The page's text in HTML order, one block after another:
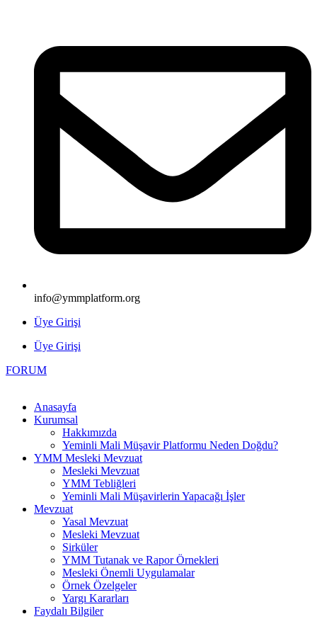
info@ymmplatform.org
Üye Girişi
Üye Girişi
FORUM
Anasayfa
Kurumsal
Hakkımızda
Yeminli Mali Müşavir Platformu Neden Doğdu?
YMM Mesleki Mevzuat
Mesleki Mevzuat
YMM Tebliğleri
Yeminli Mali Müşavirlerin Yapacağı İşler
Mevzuat
Yasal Mevzuat
Mesleki Mevzuat
Sirküler
YMM Tutanak ve Rapor Örnekleri
Mesleki Önemli Uygulamalar
Örnek Özelgeler
Yargı Kararları
Faydalı Bilgiler